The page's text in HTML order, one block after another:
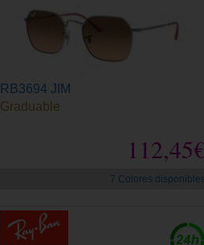
RB3694 JIM
Graduable
7 Colores disponibles